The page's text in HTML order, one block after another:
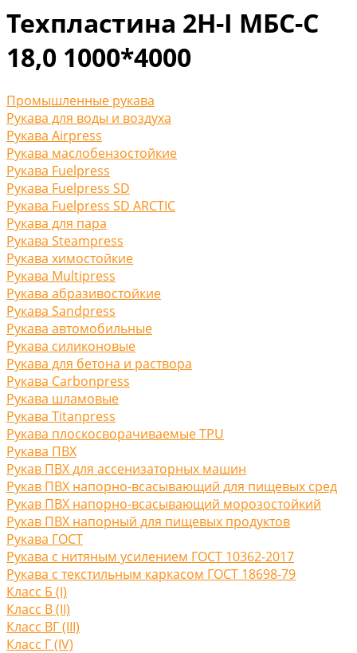
Техпластина 2Н-I МБС-С
18,0 1000*4000
Промышленные рукава
Рукава для воды и воздуха
Рукава Airpress
Рукава маслобензостойкие
Рукава Fuelpress
Рукава Fuelpress SD
Рукава Fuelpress SD ARCTIC
Рукава для пара
Рукава Steampress
Рукава химостойкие
Рукава Multipress
Рукава абразивостойкие
Рукава Sandpress
Рукава автомобильные
Рукава силиконовые
Рукава для бетона и раствора
Рукава Carbonpress
Рукава шламовые
Рукава Titanpress
Рукава плоскосворачиваемые TPU
Рукава ПВХ
Рукав ПВХ для ассенизаторных машин
Рукав ПВХ напорно-всасывающий для пищевых сред
Рукав ПВХ напорно-всасывающий морозостойкий
Рукав ПВХ напорный для пищевых продуктов
Рукава ГОСТ
Рукава с нитяным усилением ГОСТ 10362-2017
Рукава с текстильным каркасом ГОСТ 18698-79
Класс Б (I)
Класс В (II)
Класс ВГ (III)
Класс Г (IV)